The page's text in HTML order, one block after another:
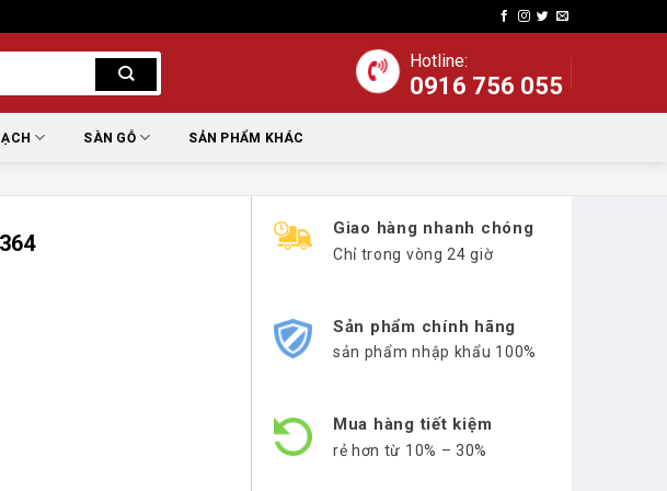
Hotline:
0916 756 055
SÀN GỖ SẢN PHẨM KHÁC
Giao hàng nhanh chóng
Chỉ trong vòng 24 giờ
Sản phẩm chính hãng
sản phẩm nhập khẩu 100%
Mua hàng tiết kiệm
rẻ hơn từ 10% – 30%